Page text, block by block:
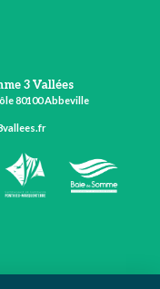
3 Vallées
80100 Abbeville